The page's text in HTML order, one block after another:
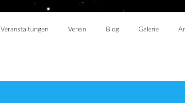
Veranstaltungen Verein Blog Galerie